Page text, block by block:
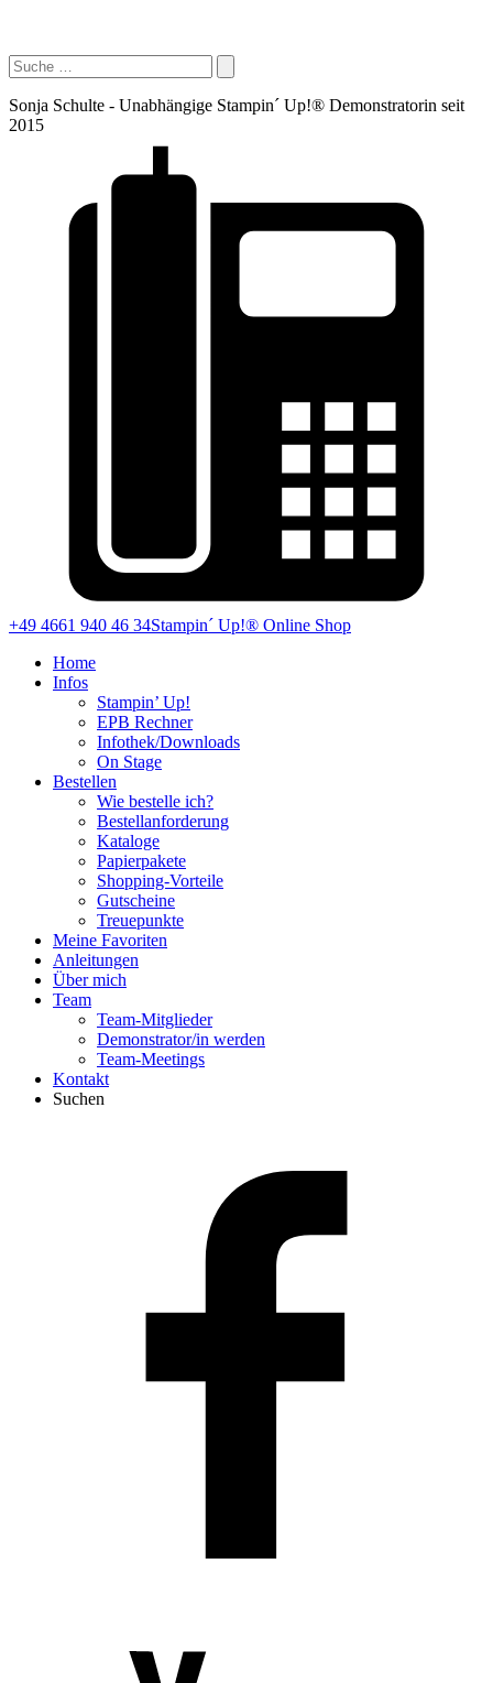
Sonja Schulte - Unabhängige Stampin´ Up!® Demonstratorin seit
2015
+49 4661 940 46 34Stampin´ Up!® Online Shop
Home
Infos
Stampin’ Up!
EPB Rechner
Infothek/Downloads
On Stage
Bestellen
Wie bestelle ich?
Bestellanforderung
Kataloge
Papierpakete
Shopping-Vorteile
Gutscheine
Treuepunkte
Meine Favoriten
Anleitungen
Über mich
Team
Team-Mitglieder
Demonstrator/in werden
Team-Meetings
Kontakt
Suchen